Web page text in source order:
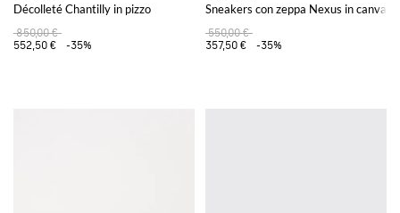
Décolleté Chantilly in pizzo
850,00 €
552,50 €
-35%
Sneakers con zeppa Nexus in canvas
550,00 €
357,50 €
-35%